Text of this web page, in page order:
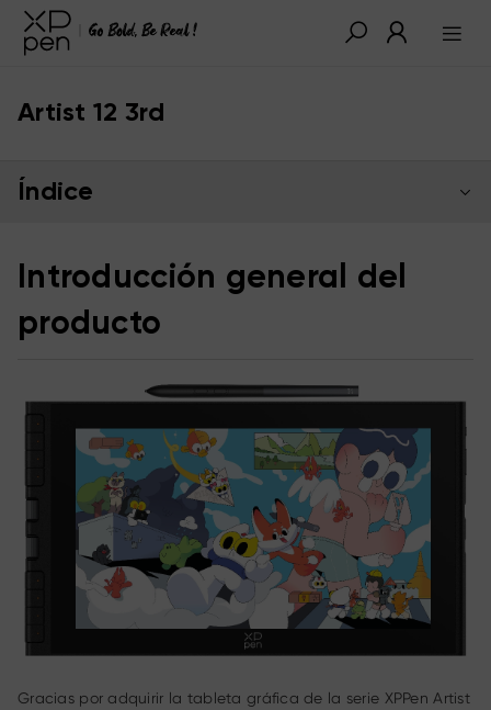
Artist 12 3rd
Índice
Introducción general del
producto
Gracias por adquirir la tableta gráfica de la serie XPPen Artist